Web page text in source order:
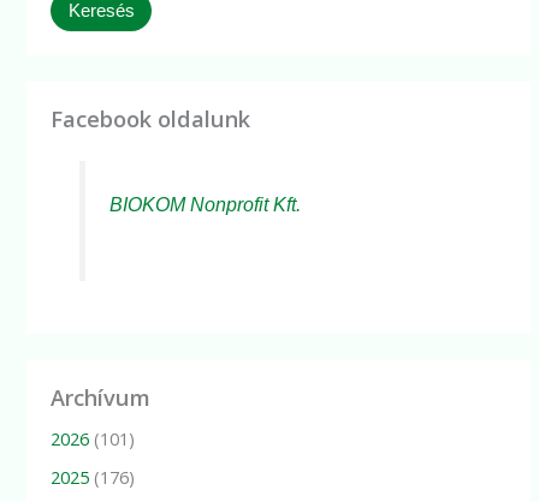
Keresés
Facebook oldalunk
BIOKOM Nonprofit Kft.
Archívum
2026 (101)
2025 (176)